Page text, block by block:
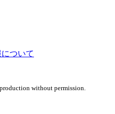
ついて
without permission.